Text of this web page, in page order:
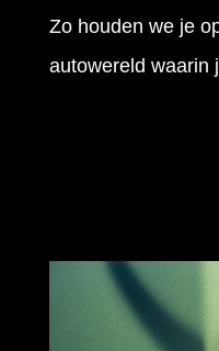
Zo houden we je
autowereld waarin